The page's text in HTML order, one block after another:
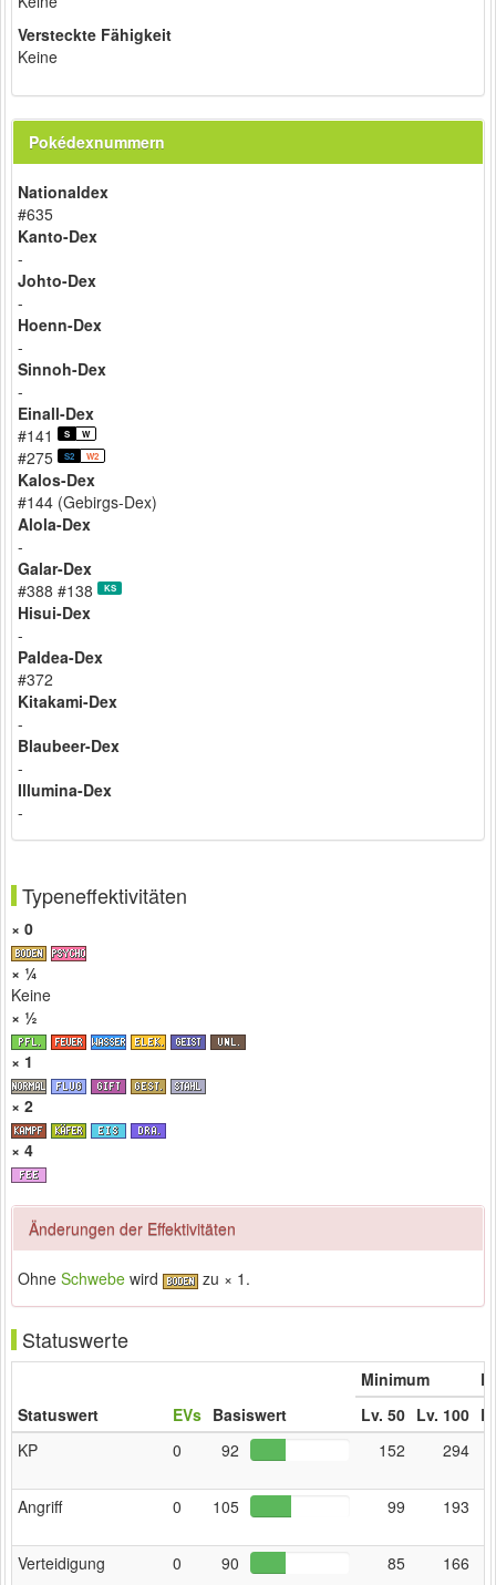
Versteckte Fähigkeit
Keine
Pokédexnummern
Nationaldex
#635
Kanto-Dex
-
Johto-Dex
-
Hoenn-Dex
-
Sinnoh-Dex
-
Einall-Dex
#141
S W
#275 S2 W2
Kalos-Dex
#144 (Gebirgs-Dex)
Alola-Dex
-
Galar-Dex
#388 #138
KS
Hisui-Dex
-
Paldea-Dex
#372
Kitakami-Dex
-
Blaubeer-Dex
-
Illumina-Dex
-
Typeneffektivitäten
× 0
× ¼
Keine
× ½
× 1
× 2
× 4
Änderungen der Effektivitäten
Ohne Schwebe wird zu × 1.
Statuswerte
Statuswert EVs Basiswert
Minimum
Lv. 50 Lv. 100
KP
0 92 152 294
Angriff 0 105 99 193
Verteidigung 0 90 85 166